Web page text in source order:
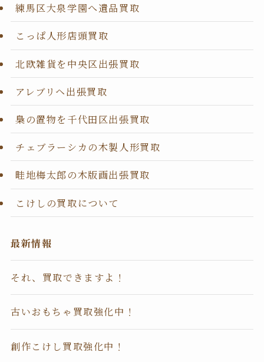
練馬区大泉学園へ遺品買取
こっぱ人形店頭買取
北欧雑貨を中央区出張買取
アレブリヘ出張買取
梟の置物を千代田区出張買取
チェブラーシカの木製人形買取
畦地梅太郎の木版画出張買取
こけしの買取について
最新情報
それ、買取できますよ！
古いおもちゃ買取強化中！
創作こけし買取強化中！